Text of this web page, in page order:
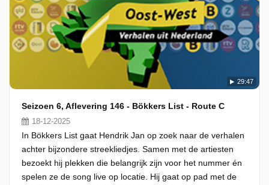
29:47
Seizoen 6, Aflevering 146 - Bökkers List - Route C
18-12-2025
In Bökkers List gaat Hendrik Jan op zoek naar de verhalen
achter bijzondere streekliedjes. Samen met de artiesten
bezoekt hij plekken die belangrijk zijn voor het nummer én
spelen ze de song live op locatie. Hij gaat op pad met de